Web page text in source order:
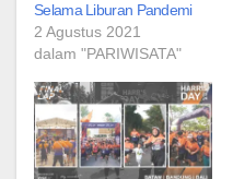
Selama Liburan Pandemi
2 Agustus 2021
dalam "PARIWISATA"